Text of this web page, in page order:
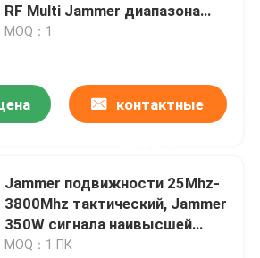
RF Multi Jammer диапазона
независимый контролировал
MOQ：1
контактные
Jammer подвижности 25Mhz-
3800Mhz тактический, Jammer
350W сигнала наивысшей
мощности UHF VHF
MOQ：1 ПК